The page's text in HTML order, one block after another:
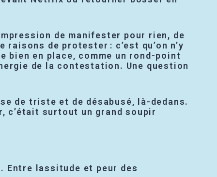
de manifester pour rien, de
raisons de protester : c’est qu’on n’y
bien en place, comme un rond-point
de la contestation. Une question
de triste et de désabusé, là-dedans.
c’était surtout un grand soupir
Entre lassitude et peur des